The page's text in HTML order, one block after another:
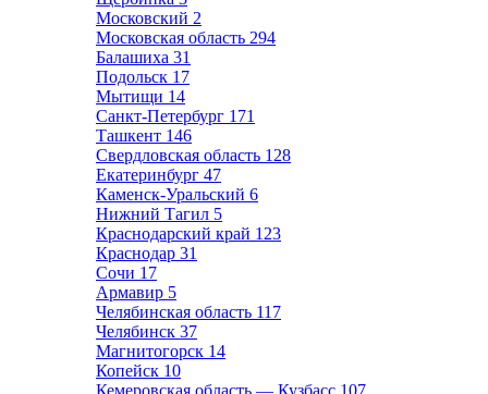
Московский 2
Московская область 294
Балашиха 31
Подольск 17
Мытищи 14
Санкт-Петербург 171
Ташкент 146
Свердловская область 128
Екатеринбург 47
Каменск-Уральский 6
Нижний Тагил 5
Краснодарский край 123
Краснодар 31
Сочи 17
Армавир 5
Челябинская область 117
Челябинск 37
Магнитогорск 14
Копейск 10
Кемеровская область — Кузбасс 107